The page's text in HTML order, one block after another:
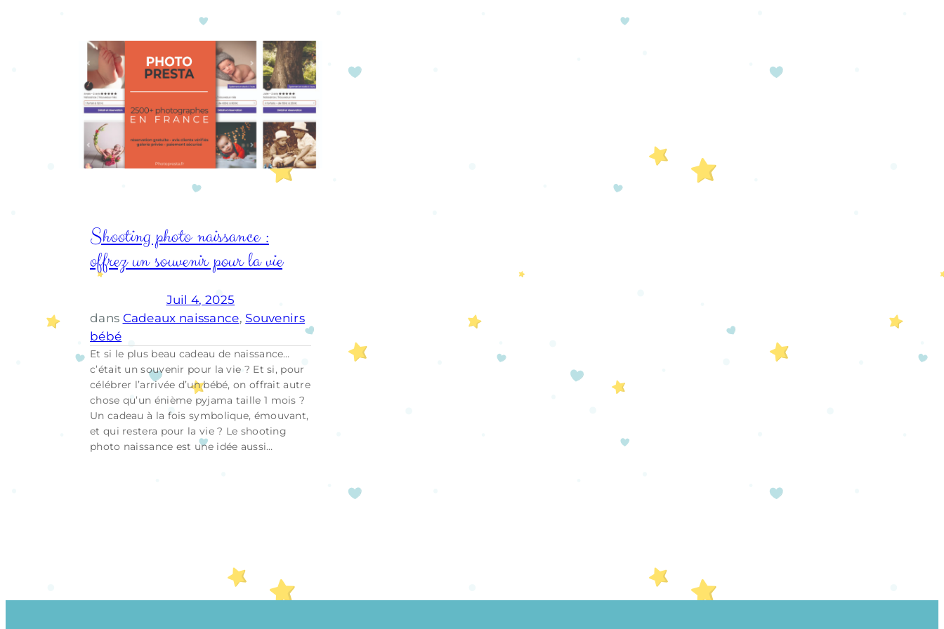
Shooting photo naissance :
offrez un souvenir pour la vie
Juil 4, 2025
dans Cadeaux naissance, Souvenirs
bébé
Et si le plus beau cadeau de naissance…
c’était un souvenir pour la vie ? Et si, pour
célébrer l’arrivée d’un bébé, on offrait autre
chose qu’un énième pyjama taille 1 mois ?
Un cadeau à la fois symbolique, émouvant,
et qui restera pour la vie ? Le shooting
photo naissance est une idée aussi…